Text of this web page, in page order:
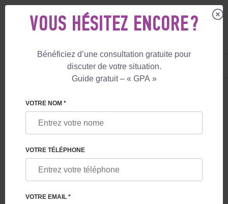
+33 805 081 801
SI VOUS ÊTES SÉROPOSITIF AU VIH
(VIRUS DE L'IMMUNODÉFICIENCE
HUMAINE). DONNER NAISSANCE À UN
BÉBÉ EN BONNE SANTÉ
VOUS HÉSITEZ ENCORE ?
Bénéficiez d’une consultation gratuite pour
discuter de votre situation.
Guide gratuit – « GPA »
VOTRE NOM *
VOTRE TÉLÉPHONE
VOTRE EMAIL *